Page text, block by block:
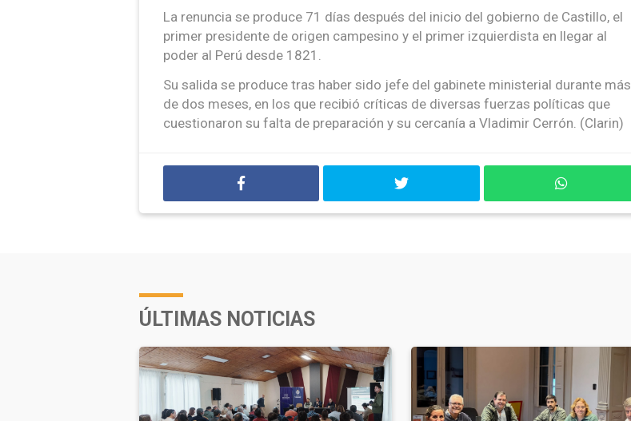
La renuncia se produce 71 días después del inicio del gobierno de Castillo, el
primer presidente de origen campesino y el primer izquierdista en llegar al
poder al Perú desde 1821.
Su salida se produce tras haber sido jefe del gabinete ministerial durante más
de dos meses, en los que recibió críticas de diversas fuerzas políticas que
cuestionaron su falta de preparación y su cercanía a Vladimir Cerrón. (Clarin)
ÚLTIMAS NOTICIAS